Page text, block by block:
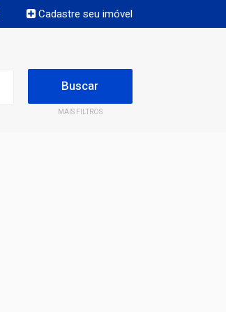
Cadastre seu imóvel
MAIS FILTROS